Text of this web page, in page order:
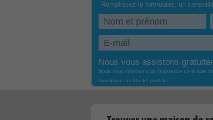
Remplissez le formulaire, un
Nous vous assistons
Nous vous informons de l'existence de la liste
Inscription sur bloctel.gouv.fr